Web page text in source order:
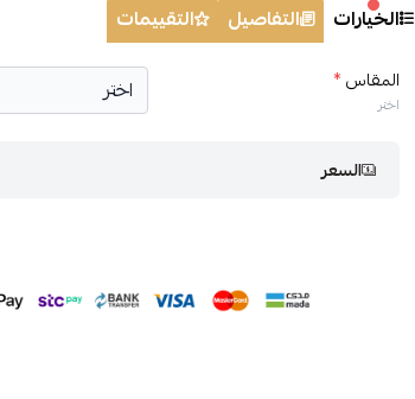
الخيارات التفاصيل التقييمات
المقاس*
اختر
السعر